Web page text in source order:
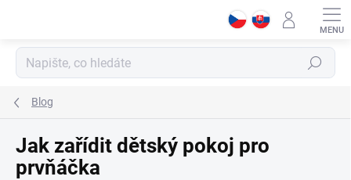
Hledat
Blog
Jak zařídit dětský pokoj pro
prvňáčka